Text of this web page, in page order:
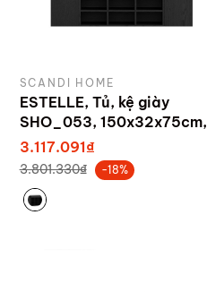
SCANDI HOME
ESTELLE, Tủ, kệ giày
SHO_053, 150x32x75cm,
sản xuất bởi Scandi Home
3.117.091₫
3.801.330₫ -18%